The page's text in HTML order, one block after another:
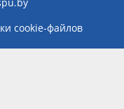
cookie-файлов